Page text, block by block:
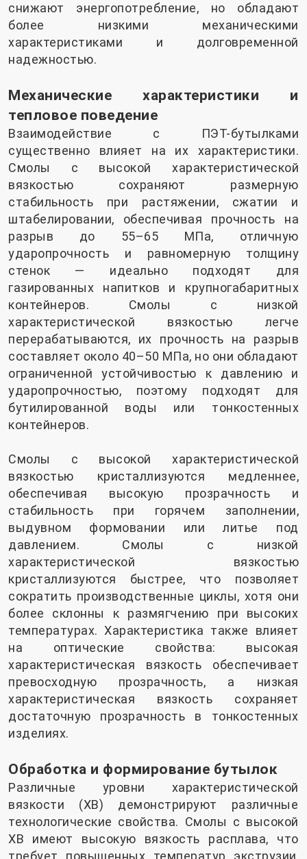
снижают энергопотребление, но обладают
более низкими механическими
характеристиками и долговременной
надежностью.
Механические характеристики и
тепловое поведение
Взаимодействие с ПЭТ-бутылками
существенно влияет на их характеристики.
Смолы с высокой характеристической
вязкостью сохраняют размерную
стабильность при растяжении, сжатии и
штабелировании, обеспечивая прочность на
разрыв до 55–65 МПа, отличную
ударопрочность и равномерную толщину
стенок — идеально подходят для
газированных напитков и крупногабаритных
контейнеров. Смолы с низкой
характеристической вязкостью легче
перерабатываются, их прочность на разрыв
составляет около 40–50 МПа, но они обладают
ограниченной устойчивостью к давлению и
ударопрочностью, поэтому подходят для
бутилированной воды или тонкостенных
контейнеров.
Смолы с высокой характеристической
вязкостью кристаллизуются медленнее,
обеспечивая высокую прозрачность и
стабильность при горячем заполнении,
выдувном формовании или литье под
давлением. Смолы с низкой
характеристической вязкостью
кристаллизуются быстрее, что позволяет
сократить производственные циклы, хотя они
более склонны к размягчению при высоких
температурах. Характеристика также влияет
на оптические свойства: высокая
характеристическая вязкость обеспечивает
превосходную прозрачность, а низкая
характеристическая вязкость сохраняет
достаточную прозрачность в тонкостенных
изделиях.
Обработка и формирование бутылок
Различные уровни характеристической
вязкости (ХВ) демонстрируют различные
технологические свойства. Смолы с высокой
ХВ имеют высокую вязкость расплава, что
требует повышенных температур экструзии,